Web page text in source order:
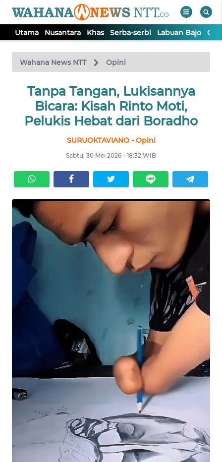
Utama Nusantara Khas Serba-serbi Labuan Bajo
Wahana News NTT Opini
Tanpa Tangan, Lukisannya
Bicara: Kisah Rinto Moti,
Pelukis Hebat dari Boradho
SURUOKTAVIANO - Opini
Sabtu, 30 Mei 2026 - 18:32 WIB
TV
Tutup
UTAMA
NUSANTARA
SERBA-
SERBI
LABUAN
BAJO
INDEKS
BERITA
INFO
TENTANG
KAMI
PEDOMAN